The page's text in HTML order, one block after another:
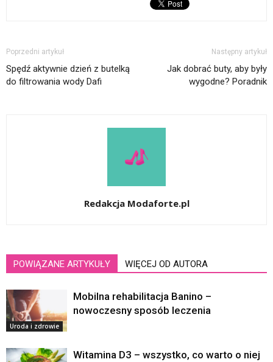
Poprzedni artykuł
Spędź aktywnie dzień z butelką
do filtrowania wody Dafi
Następny artykuł
Jak dobrać buty, aby były
wygodne? Poradnik
Redakcja Modaforte.pl
POWIĄZANE ARTYKUŁY WIĘCEJ OD AUTORA
Uroda i zdrowie
Mobilna rehabilitacja Banino –
nowoczesny sposób leczenia
Witamina D3 – wszystko, co warto o niej